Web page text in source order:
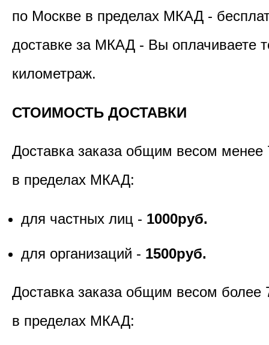
по Москве в пределах МКАД -
доставке за МКАД - Вы оплачиваете
километраж.
СТОИМОСТЬ ДОСТАВКИ
Доставка заказа общим весом менее
в пределах МКАД:
для частных лиц - 1000руб.
для организаций - 1500руб.
Доставка заказа общим весом более
в пределах МКАД: